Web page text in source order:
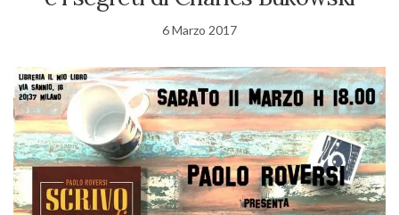
6 Marzo 2017